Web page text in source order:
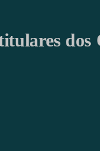
dos